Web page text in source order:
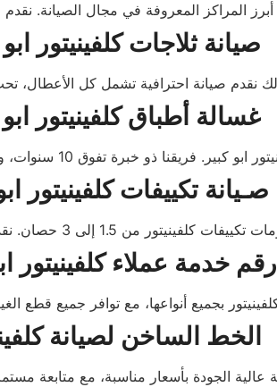
صيانة ثلاجات كلفينيتور ابو
غسالة أطباق كلفينيتور ابو
صـيانة تكييفات كلفينيتور
رقم خدمة عملاء كلفينيتور
الخط الساخن لصيانة